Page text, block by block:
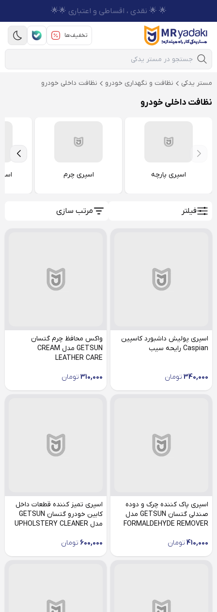
🌟 🌟 نقدی ، اقساطی و اعتباری 🌟🌟
تخفیف‌ها
Mobile Search
مستر یدکی نظافت و نگهداری خودرو نظافت داخلی خودرو
نظافت داخلی خودرو
اسپری پارچه اسپری چرم
فیلتر مرتب سازی
اسپری پولیش داشبورد کاسپین
Caspian رایحه سیب
340,000 تومان
واکس محافظ چرم گتسان
GETSUN مدل CREAM
LEATHER CARE
310,000 تومان
اسپری پاک کننده چرک و دوده
صندلی گتسان GETSUN مدل
FORMALDEHYDE REMOVER
410,000 تومان
اسپری تمیز کننده قطعات داخل
کابین خودرو گتسان GETSUN
مدل UPHOLSTERY CLEANER
600,000 تومان